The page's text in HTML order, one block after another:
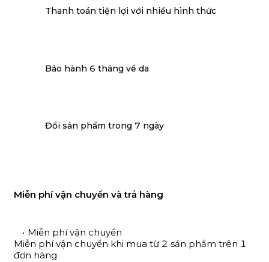
Miễn phí vận chuyển và trả hàng
Miễn phí vận chuyển
Miễn phí vận chuyển khi mua từ 2 sản phẩm trên 1
đơn hàng
Thanh toán tiện lợi với nhiều hình thức
Bảo hành 6 tháng về da
Đổi sản phẩm trong 7 ngày